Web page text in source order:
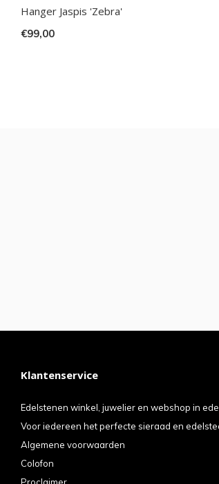
Hanger Jaspis 'Zebra'
€99,00
Klantenservice
Edelstenen winkel, juwelier en webshop in
Voor iedereen het perfecte sieraad en
Algemene voorwaarden
Colofon
Proclaimer